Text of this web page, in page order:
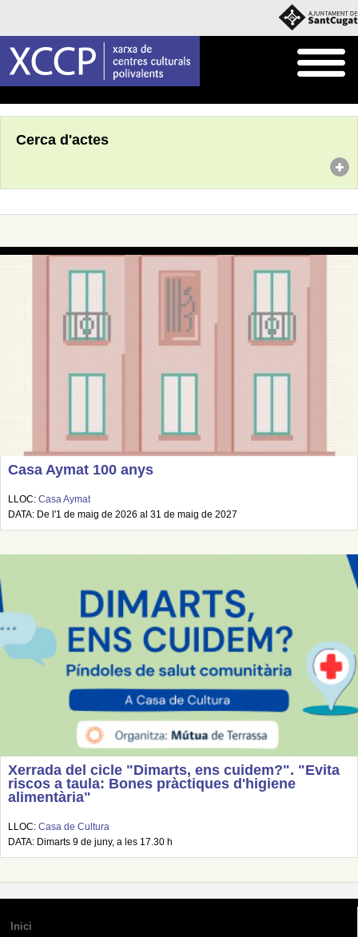
Cerca d'actes
Casa Aymat 100 anys
LLOC: Casa Aymat
DATA: De l'1 de maig de 2026 al 31 de maig de 2027
Xerrada del cicle "Dimarts, ens cuidem?". "Evita
riscos a taula: Bones pràctiques d'higiene
alimentària"
LLOC: Casa de Cultura
DATA: Dimarts 9 de juny, a les 17.30 h
Inici